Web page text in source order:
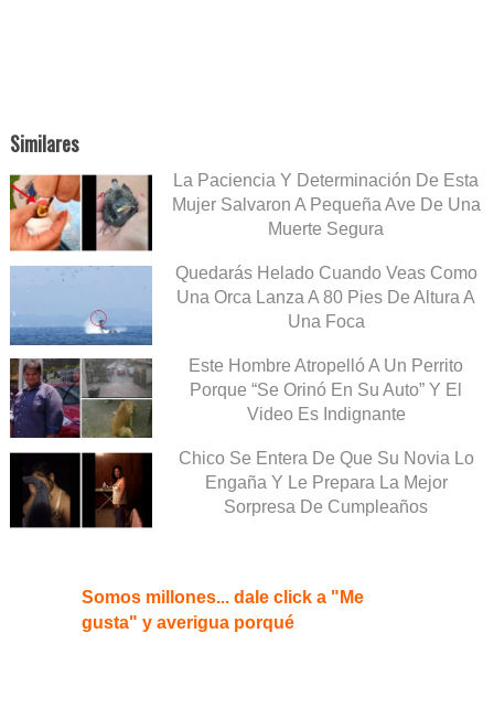
Similares
La Paciencia Y Determinación De Esta
Mujer Salvaron A Pequeña Ave De Una
Muerte Segura
Quedarás Helado Cuando Veas Como
Una Orca Lanza A 80 Pies De Altura A
Una Foca
Este Hombre Atropelló A Un Perrito
Porque “Se Orinó En Su Auto” Y El
Video Es Indignante
Chico Se Entera De Que Su Novia Lo
Engaña Y Le Prepara La Mejor
Sorpresa De Cumpleaños
Somos millones... dale click a "Me
gusta" y averigua porqué